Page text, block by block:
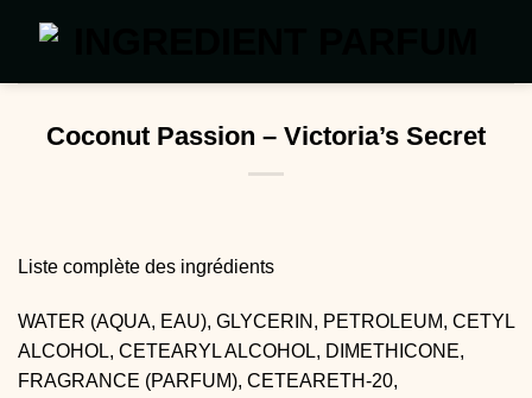
Coconut Passion – Victoria’s Secret
Liste complète des ingrédients
WATER (AQUA, EAU), GLYCERIN, PETROLEUM, CETYL
ALCOHOL, CETEARYL ALCOHOL, DIMETHICONE,
FRAGRANCE (PARFUM), CETEARETH-20,